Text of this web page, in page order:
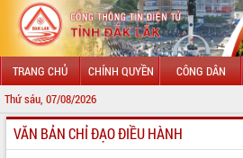
TRANG CHỦ CHÍNH QUYỀN CÔNG DÂN
Thứ sáu, 07/08/2026
GIỚI THIỆU
VĂN BẢN CHỈ ĐẠO ĐIỀU HÀNH